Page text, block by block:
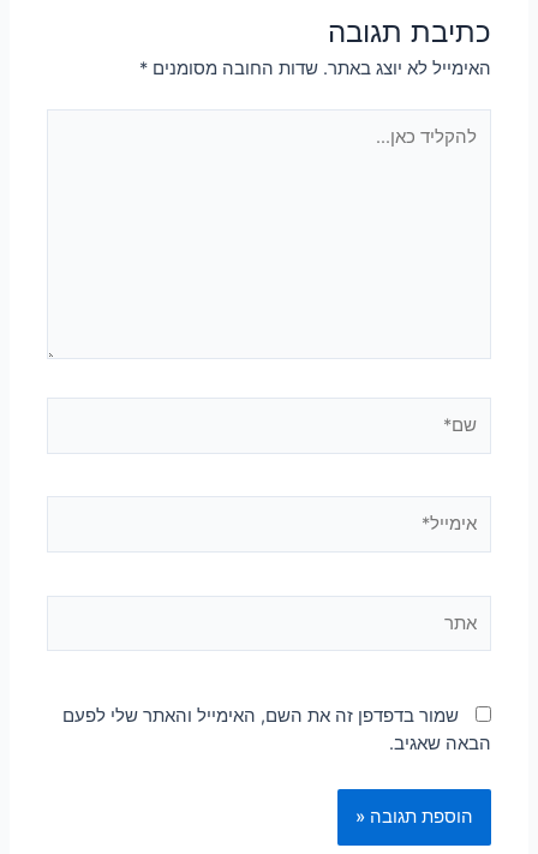
כתיבת תגובה
האימייל לא יוצג באתר. שדות החובה מסומנים*
שמור בדפדפן זה את השם, האימייל והאתר שלי לפעם
הבאה שאגיב.